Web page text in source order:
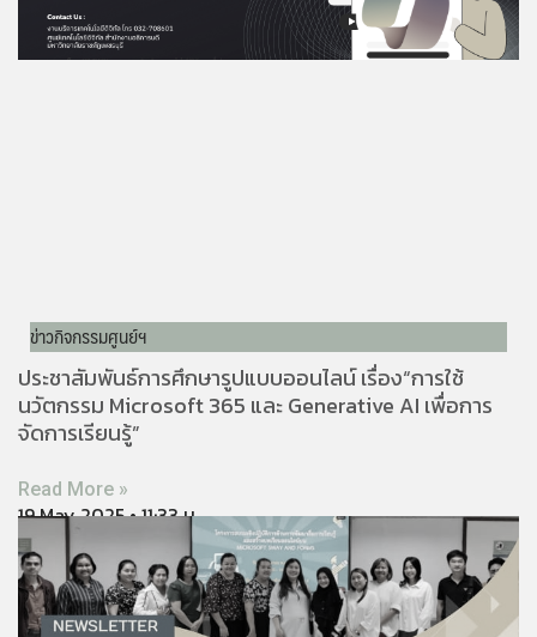
ข่าวกิจกรรมศูนย์ฯ
ประชาสัมพันธ์การศึกษารูปแบบออนไลน์ เรื่อง“การใช้
นวัตกรรม Microsoft 365 และ Generative AI เพื่อการ
จัดการเรียนรู้”
Read More »
19 May 2025 11:33 น.